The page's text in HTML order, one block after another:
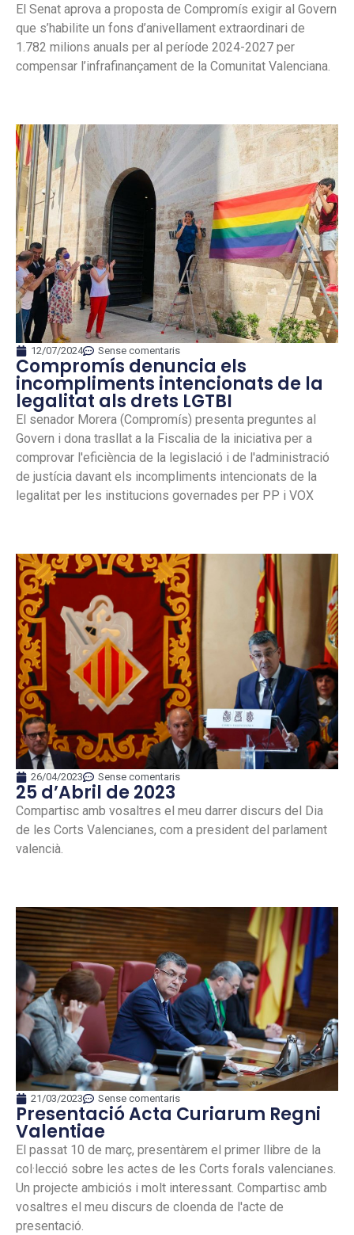
El Senat aprova a proposta de Compromís exigir al Govern
que s’habilite un fons d’anivellament extraordinari de
1.782 milions anuals per al període 2024-2027 per
compensar l’infrafinançament de la Comunitat Valenciana.
12/07/2024 Sense comentaris
Compromís denuncia els
incompliments intencionats de la
legalitat als drets LGTBI
El senador Morera (Compromís) presenta preguntes al
Govern i dona trasllat a la Fiscalia de la iniciativa per a
comprovar l'eficiència de la legislació i de l'administració
de justícia davant els incompliments intencionats de la
legalitat per les institucions governades per PP i VOX
26/04/2023 Sense comentaris
25 d’Abril de 2023
Compartisc amb vosaltres el meu darrer discurs del Dia
de les Corts Valencianes, com a president del parlament
valencià.
21/03/2023 Sense comentaris
Presentació Acta Curiarum Regni
Valentiae
El passat 10 de març, presentàrem el primer llibre de la
col·lecció sobre les actes de les Corts forals valencianes.
Un projecte ambiciós i molt interessant. Compartisc amb
vosaltres el meu discurs de cloenda de l'acte de
presentació.